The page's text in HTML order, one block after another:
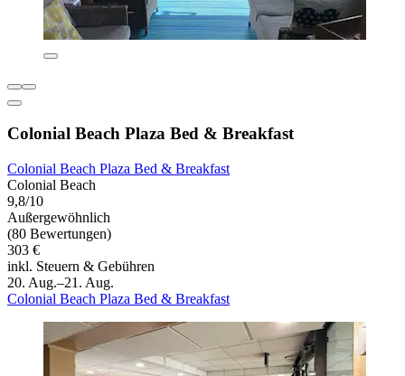
Colonial Beach Plaza Bed & Breakfast
Colonial Beach Plaza Bed & Breakfast
Colonial Beach
9,8/10
Außergewöhnlich
(80 Bewertungen)
303 €
inkl. Steuern & Gebühren
20. Aug.–21. Aug.
Colonial Beach Plaza Bed & Breakfast